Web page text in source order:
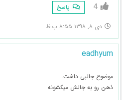
4 پاسخ
دی ۸, ۱۳۹۸ ۸:۵۵ ب.ظ
eadhyum
موضوع جالبی داشت.
ذهن رو به جالش میکشونه